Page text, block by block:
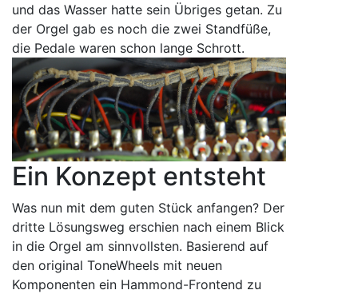
und das Wasser hatte sein Übriges getan. Zu
der Orgel gab es noch die zwei Standfüße,
die Pedale waren schon lange Schrott.
Ein Konzept entsteht
Was nun mit dem guten Stück anfangen? Der
dritte Lösungsweg erschien nach einem Blick
in die Orgel am sinnvollsten. Basierend auf
den original ToneWheels mit neuen
Komponenten ein Hammond-Frontend zu